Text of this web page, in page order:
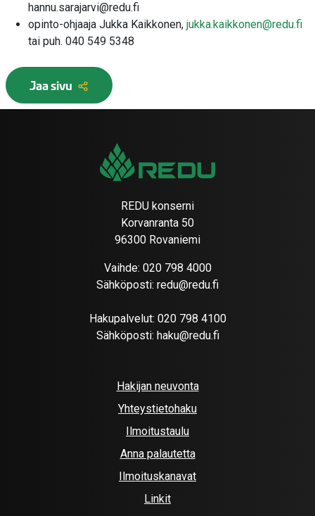
hannu.sarajarvi@redu.fi
opinto-ohjaaja Jukka Kaikkonen, jukka.kaikkonen@redu.fi
tai puh. 040 549 5348
Jaa sivu
REDU konserni
Korvanranta 50
96300 Rovaniemi
Vaihde: 020 798 4000
Sähköposti: redu@redu.fi
Hakupalvelut: 020 798 4100
Sähköposti: haku@redu.fi
Hakijan neuvonta
Yhteystietohaku
Ilmoitustaulu
Anna palautetta
Ilmoituskanavat
Linkit